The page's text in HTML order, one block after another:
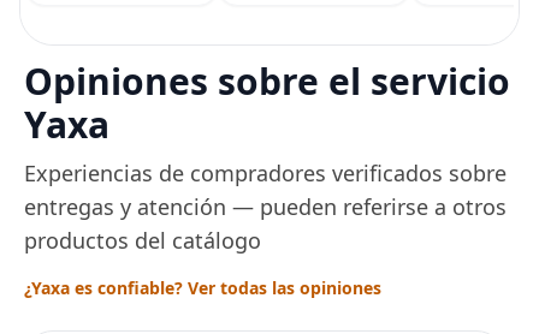
para entrenamiento
Tinte para
Peluquería
una Década,
Opiniones sobre el servicio
Yaxa
Experiencias de compradores verificados sobre
entregas y atención — pueden referirse a otros
productos del catálogo
¿Yaxa es confiable? Ver todas las opiniones